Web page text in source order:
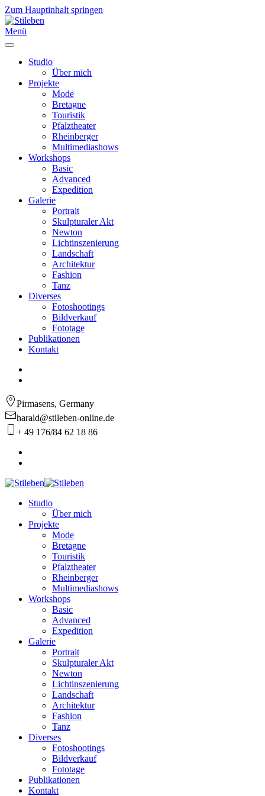
Zum Hauptinhalt springen
Menü
Studio
Über mich
Projekte
Mode
Bretagne
Touristik
Pfalztheater
Rheinberger
Multimediashows
Workshops
Basic
Advanced
Expedition
Galerie
Portrait
Skulpturaler Akt
Newton
Lichtinszenierung
Landschaft
Architektur
Fashion
Tanz
Diverses
Fotoshootings
Bildverkauf
Fototage
Publikationen
Kontakt
Pirmasens, Germany
harald@stileben-online.de
+ 49 176/84 62 18 86
Studio
Über mich
Projekte
Mode
Bretagne
Touristik
Pfalztheater
Rheinberger
Multimediashows
Workshops
Basic
Advanced
Expedition
Galerie
Portrait
Skulpturaler Akt
Newton
Lichtinszenierung
Landschaft
Architektur
Fashion
Tanz
Diverses
Fotoshootings
Bildverkauf
Fototage
Publikationen
Kontakt